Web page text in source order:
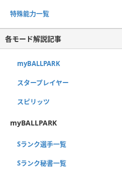
特殊能力一覧
各モード解説記事
myBALLPARK
スタープレイヤー
スピリッツ
myBALLPARK
Sランク選手一覧
Sランク秘書一覧